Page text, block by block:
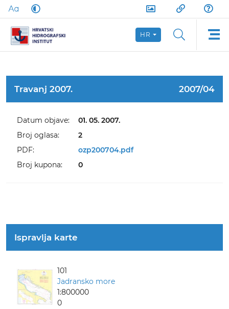
HR
Travanj 2007. 2007/04
Datum objave:
01. 05. 2007.
Broj oglasa:
2
PDF:
ozp200704.pdf
Broj kupona:
0
Ispravlja karte
101
Jadransko more
1:800000
0